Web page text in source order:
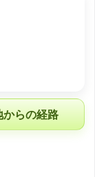
からの経路